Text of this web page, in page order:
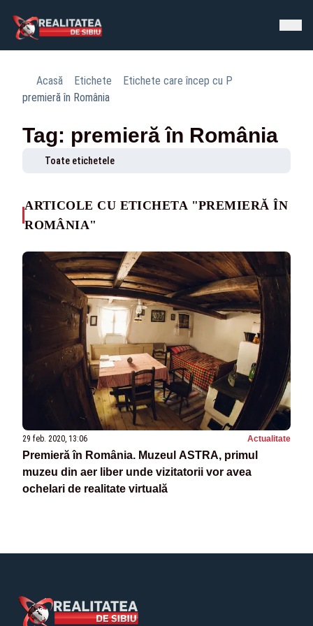
Acasă Etichete
Etichete care încep cu P
premieră în România
Tag: premieră în România
Toate etichetele
ARTICOLE CU ETICHETA "PREMIERĂ ÎN
ROMÂNIA"
29 feb. 2020, 13:06 Actualitate
Premieră în România. Muzeul ASTRA, primul
muzeu din aer liber unde vizitatorii vor avea
ochelari de realitate virtuală